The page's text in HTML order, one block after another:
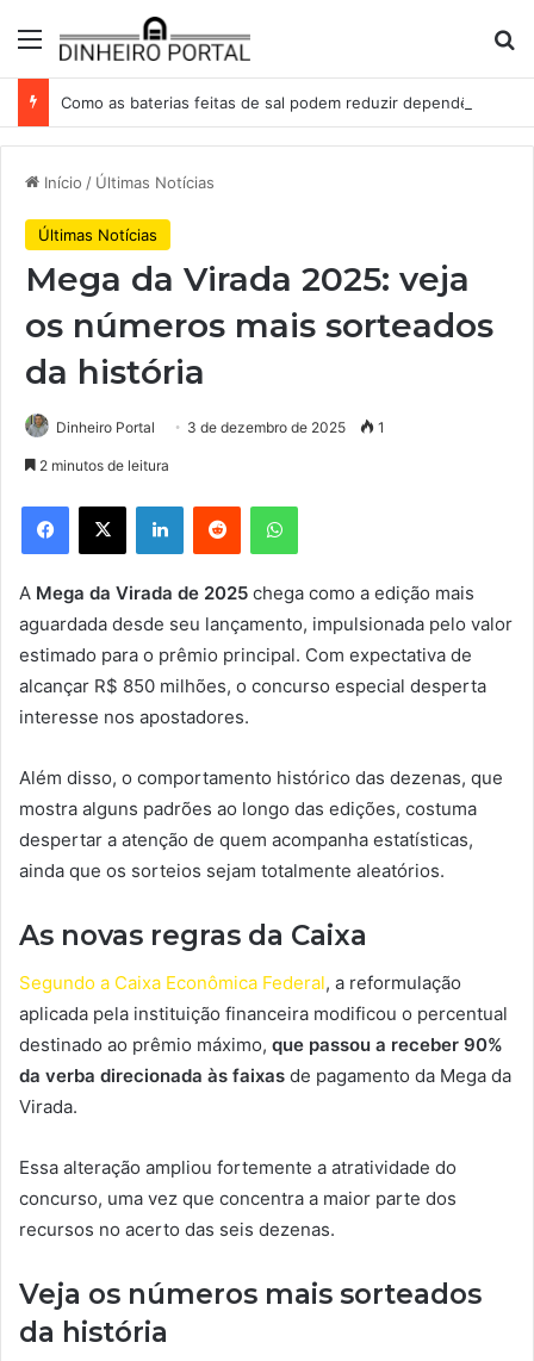
Menu
Início / Últimas Notícias
Últimas Notícias
Mega da Virada 2025: veja
os números mais sorteados
da história
Dinheiro Portal 3 de dezembro de 2025 1
2 minutos de leitura
Facebook
X LinkedinReddit WhatsApp
A Mega da Virada de 2025 chega como a edição mais
aguardada desde seu lançamento, impulsionada pelo valor
estimado para o prêmio principal. Com expectativa de
alcançar R$ 850 milhões, o concurso especial desperta
interesse nos apostadores.
Além disso, o comportamento histórico das dezenas, que
mostra alguns padrões ao longo das edições, costuma
despertar a atenção de quem acompanha estatísticas,
ainda que os sorteios sejam totalmente aleatórios.
As novas regras da Caixa
Segundo a Caixa Econômica Federal, a reformulação
aplicada pela instituição financeira modificou o percentual
destinado ao prêmio máximo, que passou a receber 90%
da verba direcionada às faixas de pagamento da Mega da
Virada.
Essa alteração ampliou fortemente a atratividade do
concurso, uma vez que concentra a maior parte dos
recursos no acerto das seis dezenas.
Veja os números mais sorteados
da história